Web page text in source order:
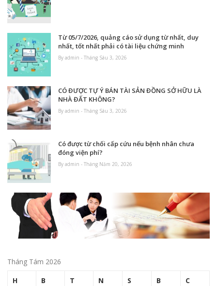
Từ 05/7/2026, quảng cáo sử dụng từ nhất, duy
nhất, tốt nhất phải có tài liệu chứng minh
By admin - Tháng Sáu 3, 2026
CÓ ĐƯỢC TỰ Ý BÁN TÀI SẢN ĐỒNG SỞ HỮU LÀ
NHÀ ĐẤT KHÔNG?
By admin - Tháng Sáu 3, 2026
Có được từ chối cấp cứu nếu bệnh nhân chưa
đóng viện phí?
By admin - Tháng Năm 20, 2026
Tháng Tám 2026
H B T N S B C